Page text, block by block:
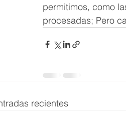
permitimos, como
procesadas; Pero
recientes